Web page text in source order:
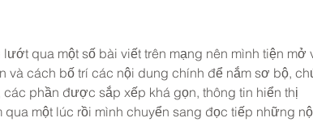
qua một số bài viết trên mạng nên mình tiện mở
và cách bố trí các nội dung chính để nắm sơ bộ,
phần được sắp xếp khá gọn, thông tin hiển thị
một lúc rồi mình chuyển sang đọc tiếp những